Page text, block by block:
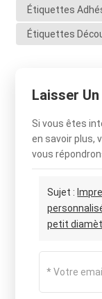
Étiquettes
Étiquettes
Laisser
Si vous êtes
en savoir plus,
vous
Sujet :
petit